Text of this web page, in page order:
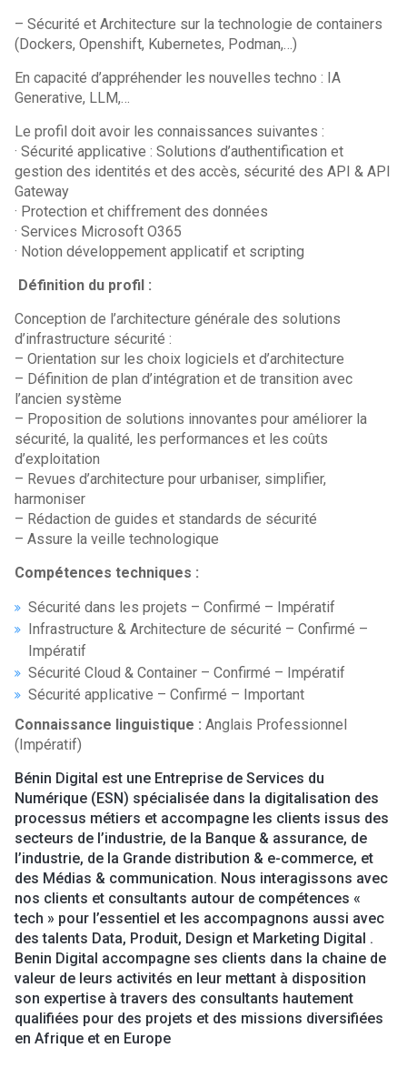
– Sécurité et Architecture sur la technologie de containers
(Dockers, Openshift, Kubernetes, Podman,…)
En capacité d’appréhender les nouvelles techno : IA
Generative, LLM,…
Le profil doit avoir les connaissances suivantes :
· Sécurité applicative : Solutions d’authentification et
gestion des identités et des accès, sécurité des API & API
Gateway
· Protection et chiffrement des données
· Services Microsoft O365
· Notion développement applicatif et scripting
Définition du profil :
Conception de l’architecture générale des solutions
d’infrastructure sécurité :
– Orientation sur les choix logiciels et d’architecture
– Définition de plan d’intégration et de transition avec
l’ancien système
– Proposition de solutions innovantes pour améliorer la
sécurité, la qualité, les performances et les coûts
d’exploitation
– Revues d’architecture pour urbaniser, simplifier,
harmoniser
– Rédaction de guides et standards de sécurité
– Assure la veille technologique
Compétences techniques :
Sécurité dans les projets – Confirmé – Impératif
Infrastructure & Architecture de sécurité – Confirmé –
Impératif
Sécurité Cloud & Container – Confirmé – Impératif
Sécurité applicative – Confirmé – Important
Connaissance linguistique :Anglais Professionnel
(Impératif)
Bénin Digital est une Entreprise de Services du
Numérique (ESN) spécialisée dans la digitalisation des
processus métiers et accompagne les clients issus des
secteurs de l’industrie, de la Banque & assurance, de
l’industrie, de la Grande distribution & e-commerce, et
des Médias & communication. Nous interagissons avec
nos clients et consultants autour de compétences «
tech » pour l’essentiel et les accompagnons aussi avec
des talents Data, Produit, Design et Marketing Digital .
Benin Digital accompagne ses clients dans la chaine de
valeur de leurs activités en leur mettant à disposition
son expertise à travers des consultants hautement
qualifiées pour des projets et des missions diversifiées
en Afrique et en Europe